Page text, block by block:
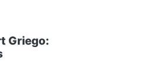
Griego: